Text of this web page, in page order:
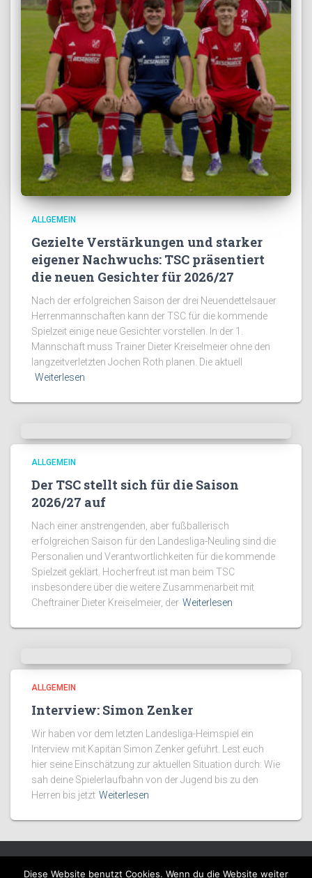
ALLGEMEIN
Gezielte Verstärkungen und starker
eigener Nachwuchs: TSC präsentiert
die neuen Gesichter für 2026/27
Nach der erfolgreichen Saison der drei Neuendettelsauer
Herrenmannschaften kann der TSC für die kommende
Spielzeit einige neue Gesichter vorstellen. In der 1.
Mannschaft muss Trainer Dieter Kreiselmeier ohne den
langzeitverletzten Jochen Roth planen. Die aktuell
Weiterlesen
ALLGEMEIN
Der TSC stellt sich für die Saison
2026/27 auf
Nach einer anstrengenden, aber fußballerisch
erfolgreichen Saison für den Landesliga-Neuling sind die
Personalien und Verantwortlichkeiten für die kommende
Spielzeit geklärt. Hocherfreut ist man beim TSC
insbesondere über die weitere Zusammenarbeit mit
Cheftrainer Dieter Kreiselmeier, der Weiterlesen
ALLGEMEIN
Interview: Simon Zenker
Wir haben vor dem letzten Landesliga-Heimspiel ein
Interview mit Kapitän Simon Zenker geführt. Lest euch
hier seine Einschätzung zur aktuellen Situation durch: Wie
sah deine Spielerlaufbahn von der Jugend bis zu den
Herren bis jetzt Weiterlesen
Diese Website benutzt Cookies. Wenn du die Website weiter